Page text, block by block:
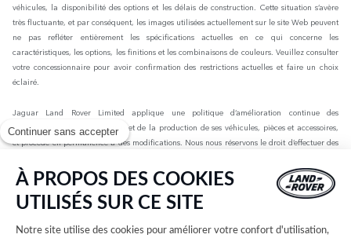
Continuer sans accepter
À PROPOS DES COOKIES
UTILISÉS SUR CE SITE
Notre site utilise des cookies pour améliorer votre confort d'utilisation,
véhicules, la disponibilité des options et les délais de construction. Cette situation s’avère
très fluctuante, et par conséquent, les images utilisées actuellement sur le site Web peuvent
ne pas refléter entièrement les spécifications actuelles en ce qui concerne les
caractéristiques, les options, les finitions et les combinaisons de couleurs. Veuillez consulter
votre concessionnaire pour avoir confirmation des restrictions actuelles et faire un choix
éclairé.
Jaguar Land Rover Limited applique une politique d’amélioration continue des
spécifications, de la conception et de la production de ses véhicules, pièces et accessoires,
et procède en permanence à des modifications. Nous nous réservons le droit d’effectuer des
présentées sur ce site Web sont basées sur les spécifications européennes. Elles peuvent
varier selon le marché et être modifiées sans préavis. Certains des véhicules présents sont
dotés d’équipements en option ou d’accessoires installés par le concessionnaire qui peuvent
pour connaître les disponibilités et les tarifs.